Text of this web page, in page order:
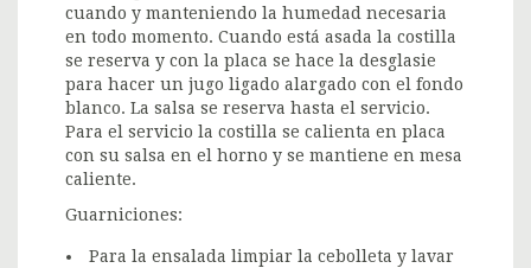
cuando y manteniendo la humedad necesaria
en todo momento. Cuando está asada la costilla
se reserva y con la placa se hace la desglasie
para hacer un jugo ligado alargado con el fondo
blanco. La salsa se reserva hasta el servicio.
Para el servicio la costilla se calienta en placa
con su salsa en el horno y se mantiene en mesa
caliente.
Guarniciones:
Para la ensalada limpiar la cebolleta y lavar